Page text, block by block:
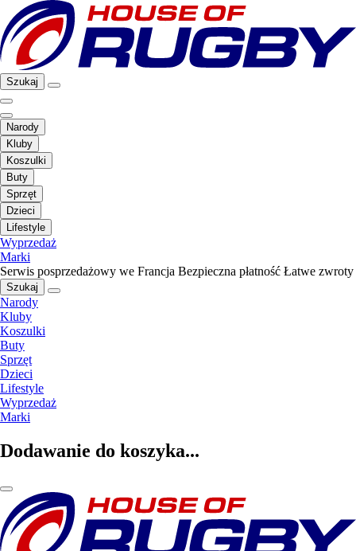
Szukaj
Narody
Kluby
Koszulki
Buty
Sprzęt
Dzieci
Lifestyle
Wyprzedaż
Marki
Serwis posprzedażowy we Francja Bezpieczna płatność Łatwe zwroty
Szukaj
Narody
Kluby
Koszulki
Buty
Sprzęt
Dzieci
Lifestyle
Wyprzedaż
Marki
Dodawanie do koszyka...